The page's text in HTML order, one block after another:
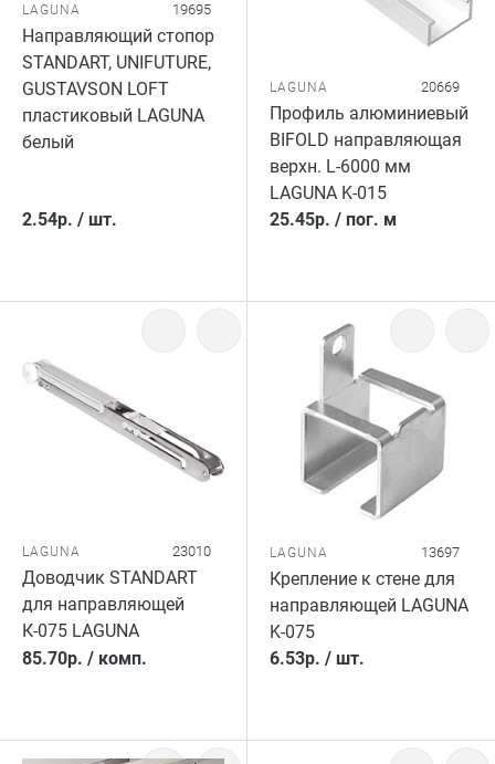
LAGUNA 19695
Направляющий стопор
STANDART, UNIFUTURE,
GUSTAVSON LOFT
пластиковый LAGUNA
белый
2.54р. / шт.
LAGUNA 20669
Профиль алюминиевый
BIFOLD направляющая
верхн. L-6000 мм
LAGUNA K-015
25.45р. / пог. м
LAGUNA 23010
Доводчик STANDART
для направляющей
К-075 LAGUNA
85.70р. / комп.
LAGUNA 13697
Крепление к стене для
направляющей LAGUNA
K-075
6.53р. / шт.